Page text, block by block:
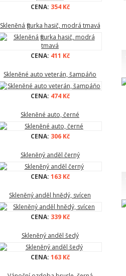
CENA: 354 Kč
Skleněná figurka hasič, modrá tmavá
CENA: 411 Kč
Skleněné auto veterán, šampáňo
CENA: 474 Kč
Skleněné auto, černé
CENA: 306 Kč
Skleněný anděl černý
CENA: 163 Kč
Skleněný anděl hnědý, svícen
CENA: 339 Kč
Skleněný anděl šedý
CENA: 163 Kč